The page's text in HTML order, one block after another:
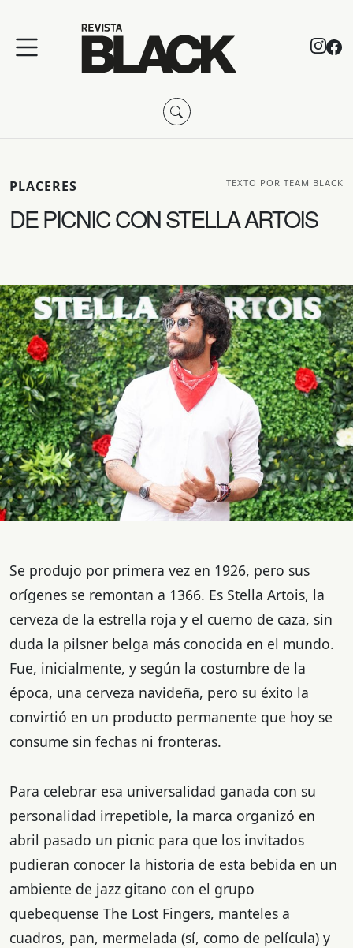
PLACERES TEXTO POR TEAM BLACK
DE PICNIC CON STELLA ARTOIS
Se produjo por primera vez en 1926, pero sus
orígenes se remontan a 1366. Es Stella Artois, la
cerveza de la estrella roja y el cuerno de caza, sin
duda la pilsner belga más conocida en el mundo.
Fue, inicialmente, y según la costumbre de la
época, una cerveza navideña, pero su éxito la
convirtió en un producto permanente que hoy se
consume sin fechas ni fronteras.
Para celebrar esa universalidad ganada con su
personalidad irrepetible, la marca organizó en
abril pasado un picnic para que los invitados
pudieran conocer la historia de esta bebida en un
ambiente de jazz gitano con el grupo
quebequense The Lost Fingers, manteles a
cuadros, pan, mermelada (sí, como de película) y